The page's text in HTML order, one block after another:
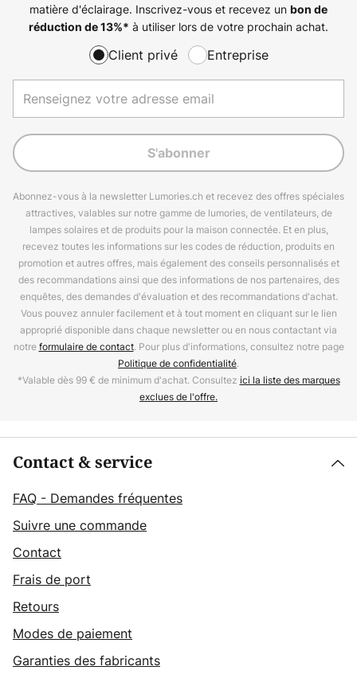
matière d'éclairage. Inscrivez-vous et recevez un bon de
réduction de13%* à utiliser lors de votre prochain achat.
Client privé Entreprise
S'abonner
Abonnez-vous à la newsletter Lumories.ch et recevez des offres spéciales
attractives, valables sur notre gamme de lumories, de ventilateurs, de
lampes solaires et de produits pour la maison connectée. Et en plus,
recevez toutes les informations sur les codes de réduction, produits en
promotion et autres offres, mais également des conseils personnalisés et
des recommandations ainsi que des informations de nos partenaires, des
enquêtes, des demandes d'évaluation et des recommandations d'achat.
Vous pouvez annuler facilement et à tout moment en cliquant sur le lien
approprié disponible dans chaque newsletter ou en nous contactant via
notreformulaire de contact. Pour plus d'informations, consultez notre page
Politique de confidentialité.
*Valable dès 99 € de minimum d'achat. Consultez ici la liste des marques
exclues de l'offre.
Contact & service
FAQ - Demandes fréquentes
Suivre une commande
Contact
Frais de port
Retours
Modes de paiement
Garanties des fabricants